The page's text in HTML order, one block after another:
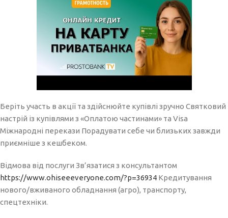
Беріть участь в акції та здійснюйте купівлі зручно Святковий
настрій із купівлями з «Оплатою частинами» та Visa
Міжнародні перекази Порадувати себе чи близьких завжди
приємніше з кешбеком.
Відмова від послуги Зв’язатися з консультантом
https://www.ohiseeeveryone.com/?p=36934 Кредитування
нового/вживаного обладнання (агро), транспорту,
спецтехніки.